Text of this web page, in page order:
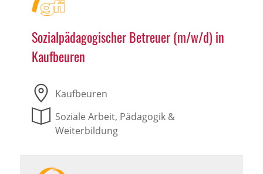
Sozialpädagogischer Betreuer (m/w/d) in
Kaufbeuren
Kaufbeuren
Soziale Arbeit, Pädagogik &
Weiterbildung